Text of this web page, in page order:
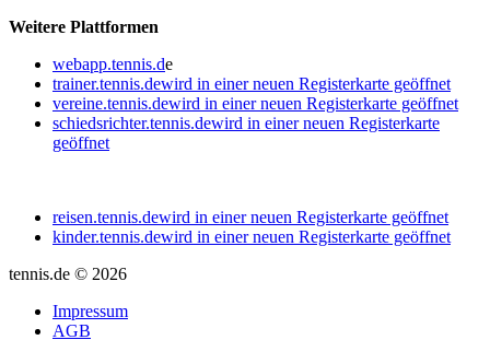
Weitere Plattformen
webapp.tennis.de
trainer.tennis.dewird in einer neuen Registerkarte geöffnet
vereine.tennis.dewird in einer neuen Registerkarte geöffnet
schiedsrichter.tennis.dewird in einer neuen Registerkarte
geöffnet
reisen.tennis.dewird in einer neuen Registerkarte geöffnet
kinder.tennis.dewird in einer neuen Registerkarte geöffnet
tennis.de © 2026
Impressum
AGB